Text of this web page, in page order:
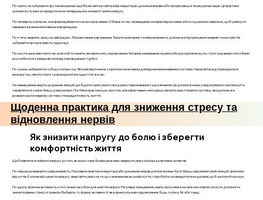
По-третє, не забувайте про техніки релаксації. Включайте в свій графік медитацію, дихальні вправи або прогресивну м'язову релаксацію. Ці практики
допоможуть вам зосередитися на теперішньому моменті і зняти напругу.
По-четверте, контроль за інформаційним потоком є важливим. Обмежте час, проведений за переглядом новин або в соціальних мережах, щоб уникнути
перевантаження негативною інформацією.
По-п'яте, зверніть увагу на свій раціон. Збалансоване харчування, багате на вітаміни та мікроелементи, допоможе підтримувати енергію та настрій. Не
забувайте про важливість гідратації.
По-шосте, важливо мати час для хобі та занять, які приносять задоволення. Читання, малювання, музика або рукоділля можуть стати чудовими способами
розслабитися та відволіктися від повсякденних турбот.
По-сьоме, забезпечте собі достатньо сну. Якісний відпочинок є критично важливим для відновлення нервової системи. Намагайтеся дотримуватися
режиму сну, лягати спати та прокидатися в один і той же час.
На завершення, ведіть щоденник емоцій, де будете записувати свої думки, переживання та досягнення. Це допоможе вам усвідомлювати свої емоції та
справлятися з ними більш усвідомлено. Постійна практика цих простих, але ефективних методів дозволить вам створити систему, яка допоможе
розвантажити нервову систему і покращити якість життя.
Щоденна практика для зниження стресу та
відновлення нервів
Як знизити напругу до болю і зберегти
комфортність життя
Щоб навчитися знімати напругу до того, як вона стане болем, важливо звернути увагу на кілька ключових аспектів.
По-перше, розвивайте усвідомленість. Регулярна практика медитації або дихальних вправ допоможе вам бути більш свідомими своїх емоцій і фізичних
відчуттів. Коли ви відчуваєте напругу, звертайте увагу на те, що саме викликає це відчуття, і спробуйте зосередитися на диханні, щоб заспокоїти розум.
По-друге, фізична активність є потужним засобом для зняття напруги. Регулярні тренування, навіть прогулянка на свіжому повітрі, можуть допомогти
знизити рівень стресу й тривоги. Виберіть ту форму активності, яка приносить вам задоволення, будь то йога, біг або танці.